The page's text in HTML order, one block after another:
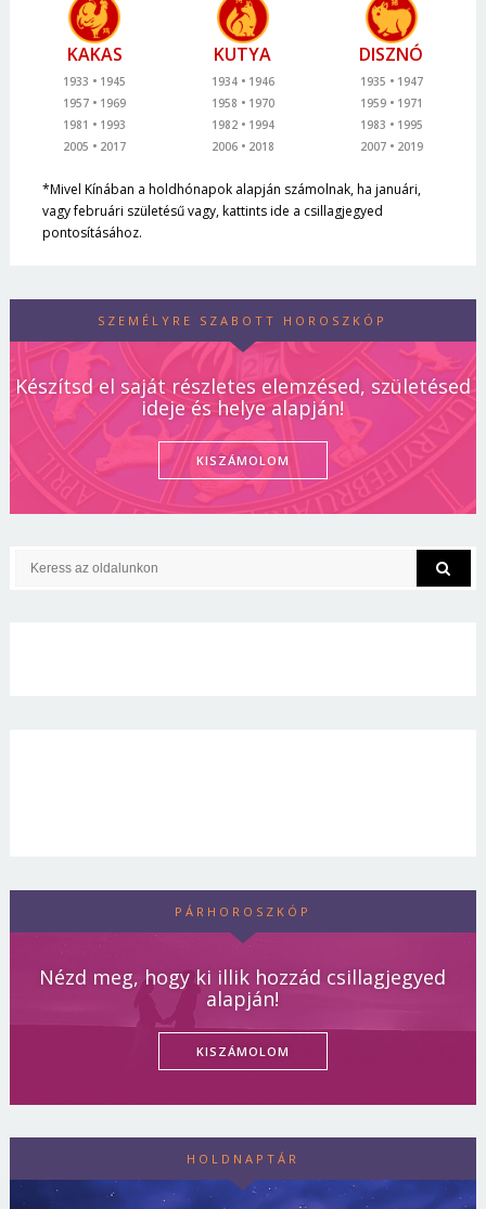
KAKAS
1933
1945
1957
1969
1981
1993
2005
2017
KUTYA
1934
1946
1958
1970
1982
1994
2006
2018
DISZNÓ
1935
1947
1959
1971
1983
1995
2007
2019
*Mivel Kínában a holdhónapok alapján számolnak, ha januári,
vagy februári születésű vagy, kattints ide a csillagjegyed
pontosításához.
SZEMÉLYRE SZABOTT HOROSZKÓP
Készítsd el saját részletes elemzésed, születésed
ideje és helye alapján!
KISZÁMOLOM
PÁRHOROSZKÓP
Nézd meg, hogy ki illik hozzád csillagjegyed
alapján!
KISZÁMOLOM
HOLDNAPTÁR